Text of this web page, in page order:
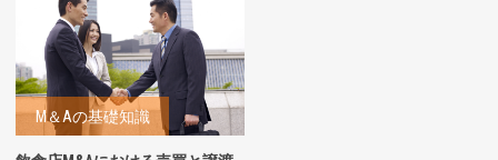
M＆Aの基礎知識